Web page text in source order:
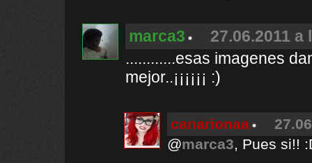
marca3
27.06.2011 a
............esas imagenes
mejor..¡¡¡¡¡¡ :)
canarionaa
@marca3, Pues si!!